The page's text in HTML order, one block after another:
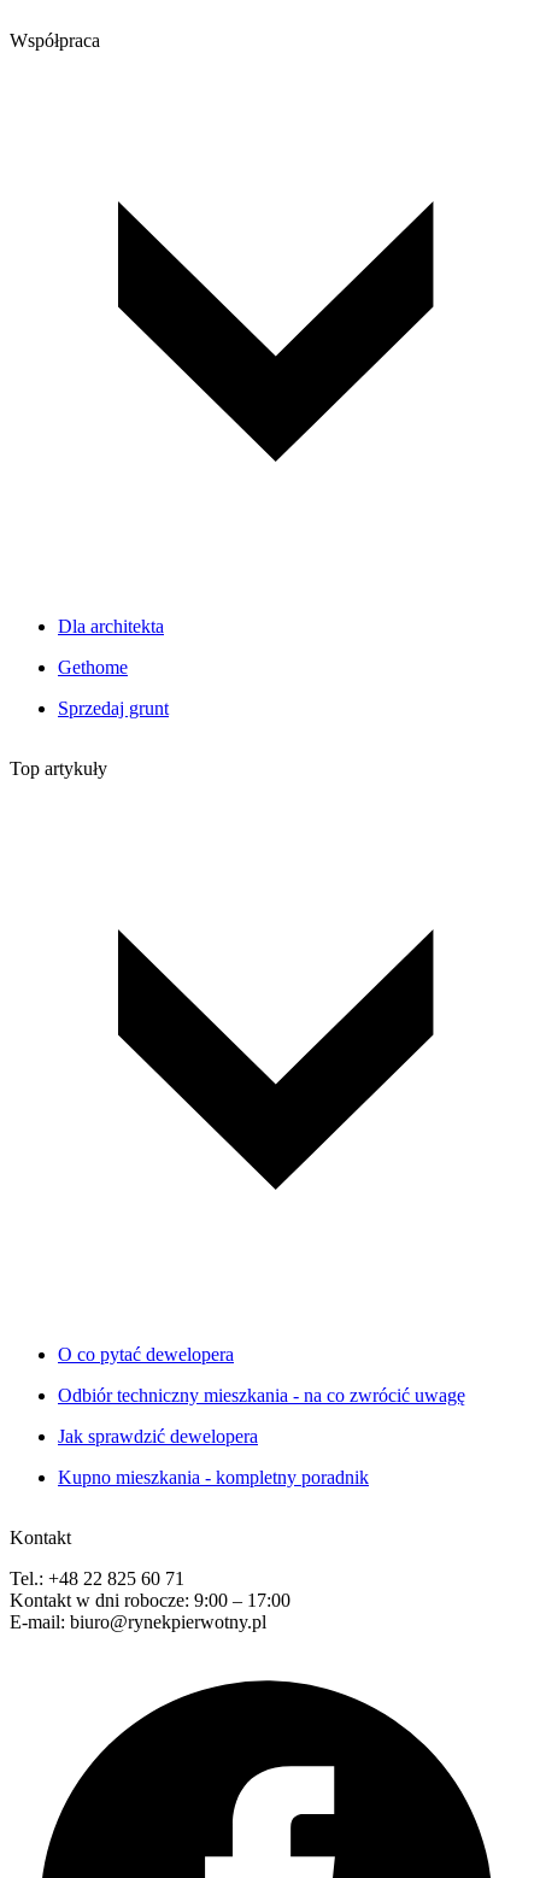
Współpraca
Dla architekta
Gethome
Sprzedaj grunt
Top artykuły
O co pytać dewelopera
Odbiór techniczny mieszkania - na co zwrócić uwagę
Jak sprawdzić dewelopera
Kupno mieszkania - kompletny poradnik
Kontakt
Tel.: +48 22 825 60 71
Kontakt w dni robocze: 9:00 – 17:00
E-mail: biuro@rynekpierwotny.pl